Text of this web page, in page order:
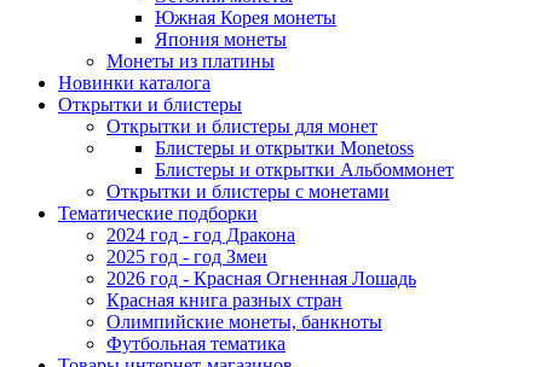
Южная Корея монеты
Япония монеты
Монеты из платины
Новинки каталога
Открытки и блистеры
Открытки и блистеры для монет
Блистеры и открытки Monetoss
Блистеры и открытки Альбоммонет
Открытки и блистеры с монетами
Тематические подборки
2024 год - год Дракона
2025 год - год Змеи
2026 год - Красная Огненная Лошадь
Красная книга разных стран
Олимпийские монеты, банкноты
Футбольная тематика